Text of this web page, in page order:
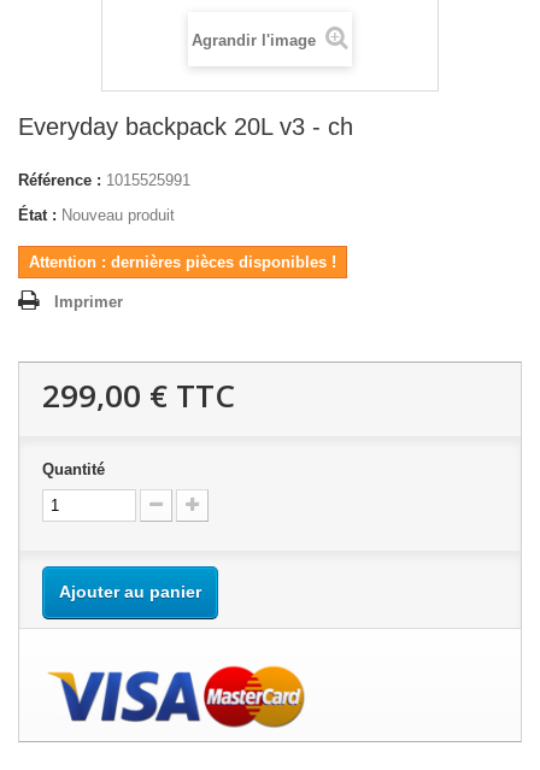
Agrandir l'image
Everyday backpack 20L v3 - ch
Référence : 1015525991
État : Nouveau produit
Attention : dernières pièces disponibles !
Imprimer
299,00 € TTC
Quantité
Ajouter au panier